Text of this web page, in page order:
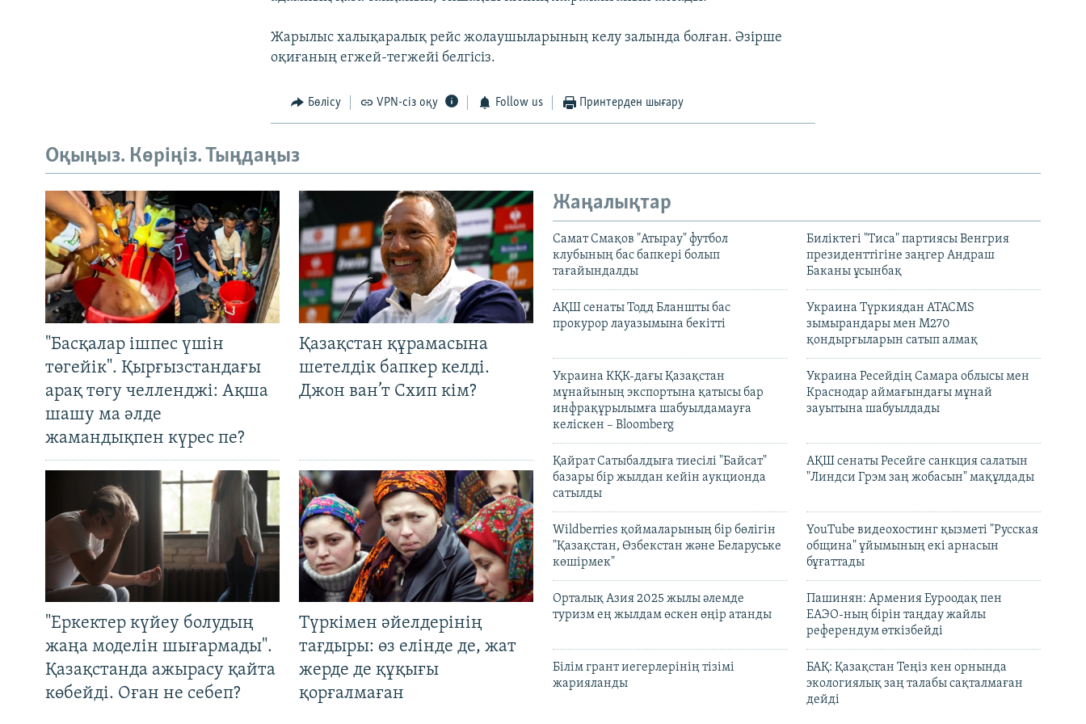
Жарылыс халықаралық рейс жолаушыларының келу залында болған. Әзірше
оқиғаның егжей-тегжейі белгісіз.
Бөлісу VPN-сіз оқу Follow us Принтерден шығару
Оқыңыз. Көріңіз. Тыңдаңыз
"Басқалар ішпес үшін
төгейік". Қырғызстандағы
арақ төгу челленджі: Ақша
шашу ма әлде
жамандықпен күрес пе?
Қазақстан құрамасына
шетелдік бапкер келді.
Джон ван’т Схип кім?
"Еркектер күйеу болудың
жаңа моделін шығармады".
Қазақстанда ажырасу қайта
көбейді. Оған не себеп?
Түркімен әйелдерінің
тағдыры: өз елінде де, жат
жерде де құқығы
қорғалмаған
Жаңалықтар
Самат Смақов "Атырау" футбол
клубының бас бапкері болып
тағайындалды
Биліктегі "Тиса" партиясы Венгрия
президенттігіне заңгер Андраш
Баканы ұсынбақ
АҚШ сенаты Тодд Бланшты бас
прокурор лауазымына бекітті
Украина Түркиядан ATACMS
зымырандары мен M270
қондырғыларын сатып алмақ
Украина КҚК-дағы Қазақстан
мұнайының экспортына қатысы бар
инфрақұрылымға шабуылдамауға
келіскен – Bloomberg
Украина Ресейдің Самара облысы мен
Краснодар аймағындағы мұнай
зауытына шабуылдады
Қайрат Сатыбалдыға тиесілі "Байсат"
базары бір жылдан кейін аукционда
сатылды
АҚШ сенаты Ресейге санкция салатын
"Линдси Грэм заң жобасын" мақұлдады
Wildberries қоймаларының бір бөлігін
"Қазақстан, Өзбекстан және Беларуське
көшірмек"
YouTube видеохостинг қызметі "Русская
община" ұйымының екі арнасын
бұғаттады
Орталық Азия 2025 жылы әлемде
туризм ең жылдам өскен өңір атанды
Пашинян: Армения Еуроодақ пен
ЕАЭО-ның бірін таңдау жайлы
референдум өткізбейді
Білім грант иегерлерінің тізімі
жарияланды
БАҚ: Қазақстан Теңіз кен орнында
экологиялық заң талабы сақталмаған
дейді